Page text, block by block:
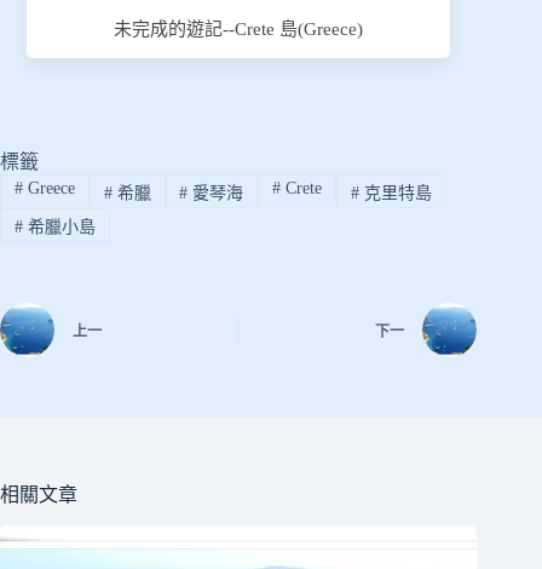
未完成的遊記--Crete 島(Greece)
標籤
#Greece #希臘 # 愛琴海 # Crete # 克里特島
#希臘小島
上一 下一
相關文章